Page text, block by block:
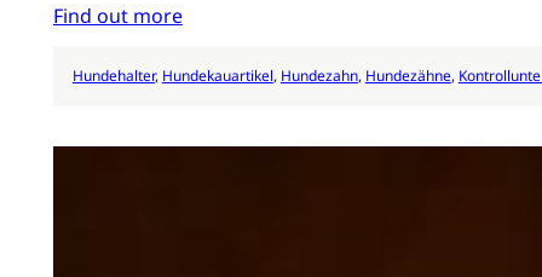
Find out more
Hundehalter, Hundekauartikel, Hundezahn, Hundezähne,